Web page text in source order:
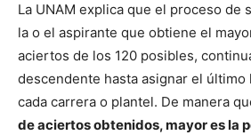
La UNAM explica que el proceso de
la o el aspirante que obtiene el
aciertos de los 120 posibles,
descendente hasta asignar el
cada carrera o plantel. De manera
de aciertos obtenidos, mayor es la